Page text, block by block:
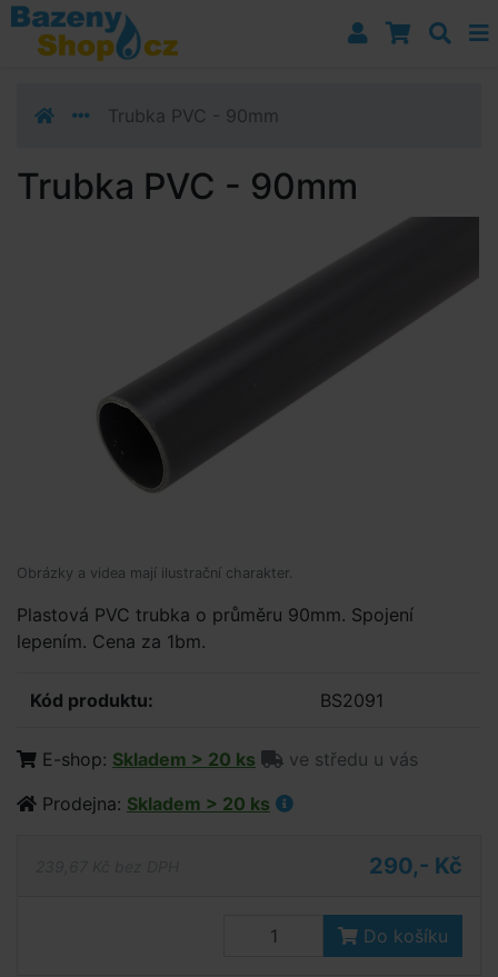
Přejít k navigaci
Přejít na obsah
Přejít k postrannímu sloupci
Trubka PVC - 90mm
Trubka PVC - 90mm
Obrázky a videa mají ilustrační charakter.
Plastová PVC trubka o průměru 90mm. Spojení
lepením. Cena za 1bm.
Kód produktu: BS2091
E-shop: Skladem > 20 ks
ve středu u vás
Prodejna: Skladem > 20 ks
290,- Kč
Do košíku